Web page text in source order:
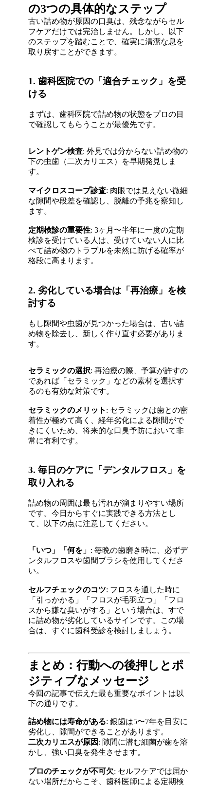
の3つの具体的なステップ
古い詰め物が原因の口臭は、残念ながらセル
フケアだけでは完治しません。しかし、以下
のステップを踏むことで、確実に清潔な息を
取り戻すことができます。
1. 歯科医院での「適合チェック」を受
ける
まずは、歯科医院で詰め物の状態をプロの目
で確認してもらうことが最優先です。
レントゲン検査: 外見では分からない詰め物の
下の虫歯（二次カリエス）を早期発見しま
す。
マイクロスコープ診査: 肉眼では見えない微細
な隙間や段差を確認し、脱離の予兆を察知し
ます。
定期検診の重要性: 3ヶ月〜半年に一度の定期
検診を受けている人は、受けていない人に比
べて詰め物のトラブルを未然に防げる確率が
格段に高まります。
2. 劣化している場合は「再治療」を検
討する
もし隙間や虫歯が見つかった場合は、古い詰
め物を除去し、新しく作り直す必要がありま
す。
セラミックの選択: 再治療の際、予算が許すの
であれば「セラミック」などの素材を選択す
るのも有効な対策です。
セラミックのメリット : セラミックは歯との密
着性が極めて高く、経年劣化による隙間がで
きにくいため、将来的な口臭予防において非
常に有利です。
3. 毎日のケアに「デンタルフロス」を
取り入れる
詰め物の周囲は最も汚れが溜まりやすい場所
です。今日からすぐに実践できる方法とし
て、以下の点に注意してください。
「いつ」「何を」 : 毎晩の歯磨き時に、必ずデ
ンタルフロスや歯間ブラシを使用してくださ
い。
セルフチェックのコツ: フロスを通した時に
「引っかかる」「フロスが毛羽立つ」「フロ
スから嫌な臭いがする」という場合は、すで
に詰め物が劣化しているサインです。この場
合は、すぐに歯科受診を検討しましょう 。
まとめ：行動への後押しとポ
ジティブなメッセージ
今回の記事で伝えた最も重要なポイントは以
下の通りです。
詰め物には寿命がある: 銀歯は5〜7年を目安に
劣化し、隙間ができることがあります。
二次カリエスが原因 : 隙間に潜む細菌が歯を溶
かし、強い口臭を発生させます。
プロのチェックが不可欠: セルフケアでは届か
ない場所だからこそ、歯科医師による定期検